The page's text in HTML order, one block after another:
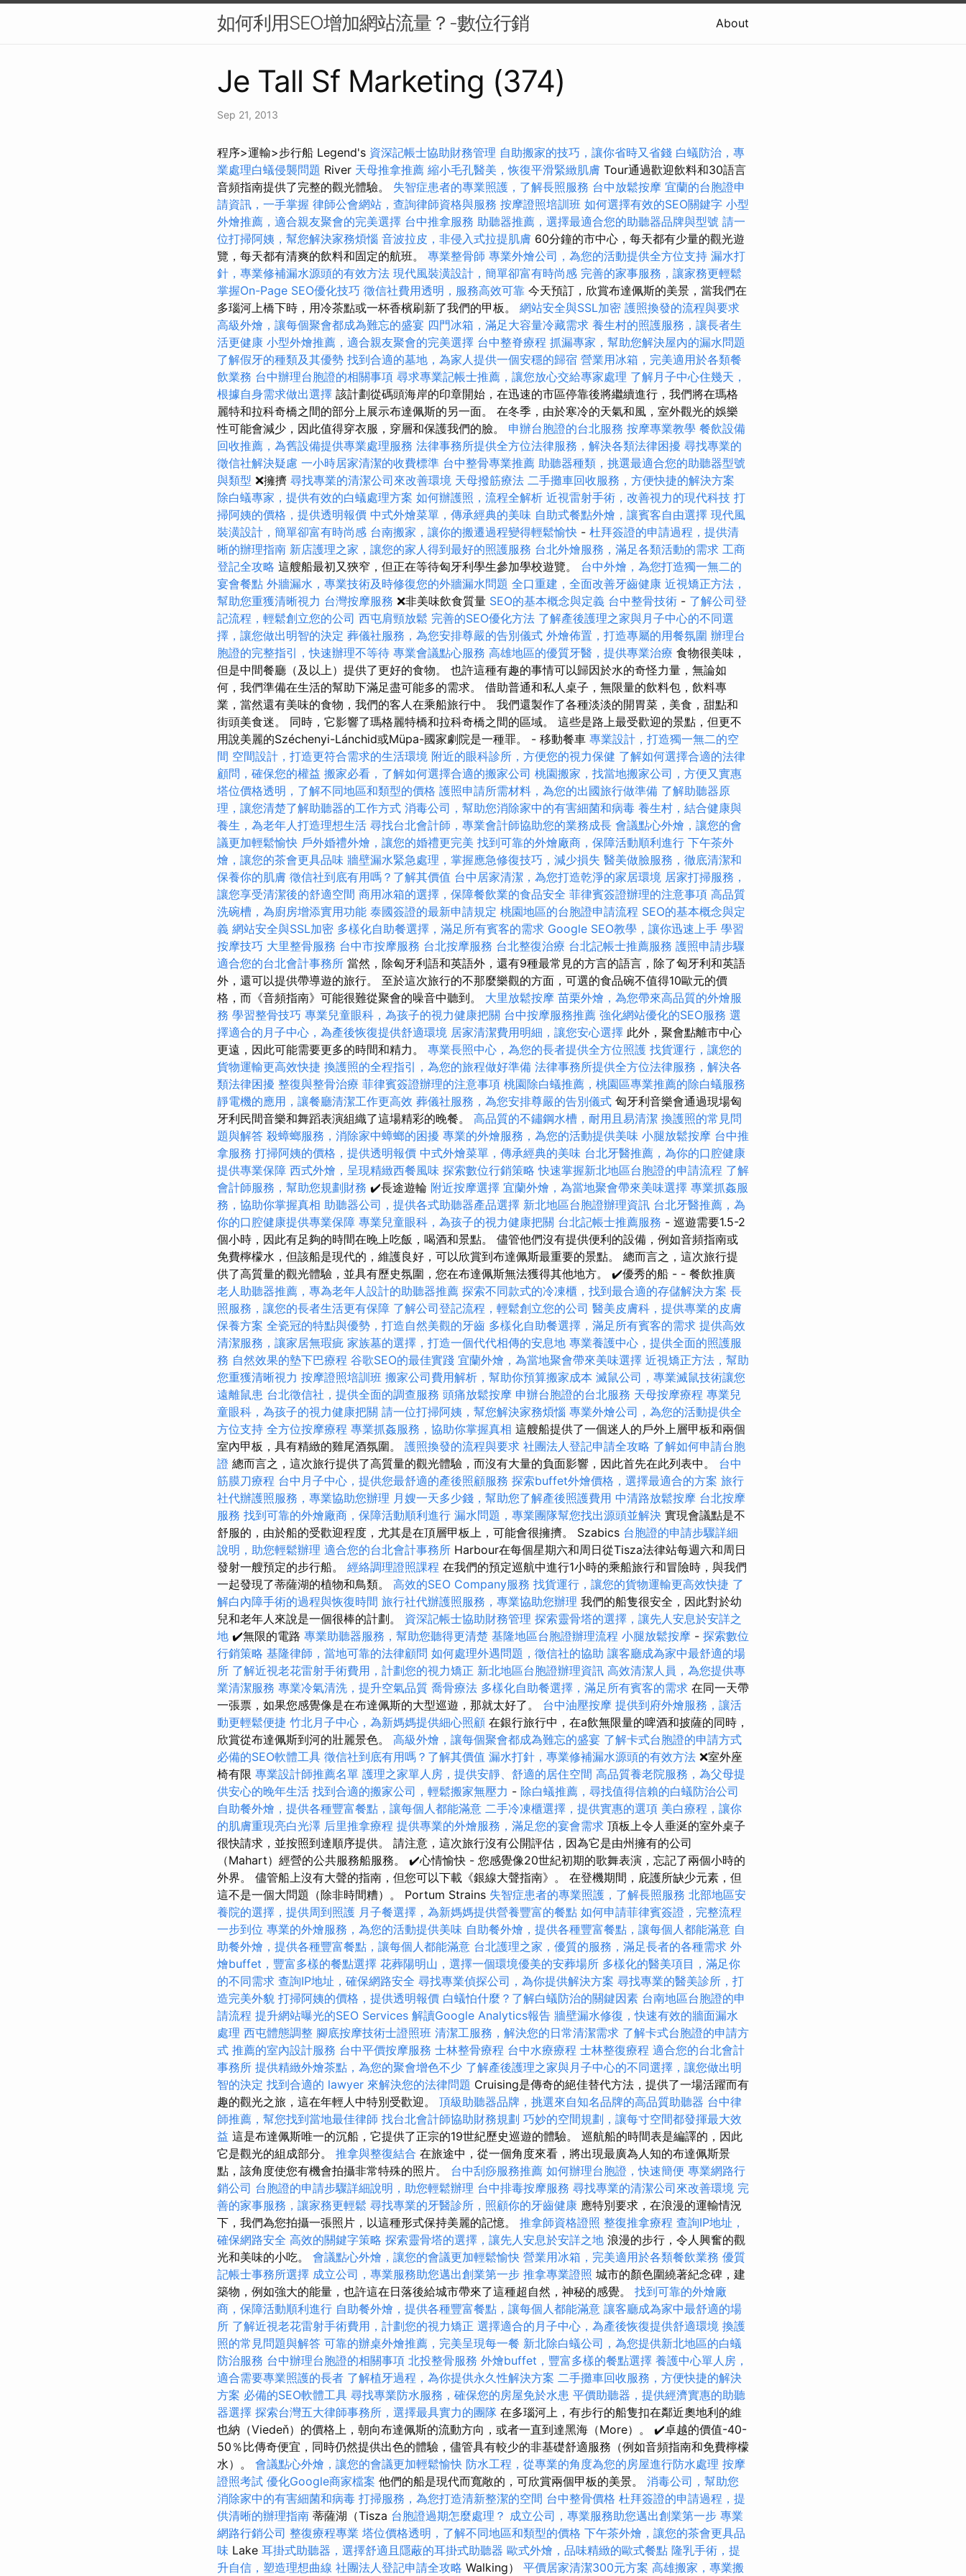
如何利用SEO增加網站流量？-數位行銷 About
Je Tall Sf Marketing (374)
Sep 21, 2013
程序>運輸>步行船 Legend's 資深記帳士協助財務管理 自助搬家的技巧，讓你省時又省錢 白蟻防治，專
業處理白蟻侵襲問題 River 天母推拿推薦 縮小毛孔醫美，恢復平滑緊緻肌膚 Tour通過歡迎飲料和30語言
音頻指南提供了完整的觀光體驗。 失智症患者的專業照護，了解長照服務 台中放鬆按摩 宜蘭的台胞證申
請資訊，一手掌握 律師公會網站，查詢律師資格與服務 按摩證照培訓班 如何選擇有效的SEO關鍵字 小型
外燴推薦，適合親友聚會的完美選擇 台中推拿服務 助聽器推薦，選擇最適合您的助聽器品牌與型號 請一
位打掃阿姨，幫您解決家務煩惱 音波拉皮，非侵入式拉提肌膚 60分鐘的市中心，每天都有少量的觀光遊
覽，每天都有清爽的飲料和固定的航班。 專業整骨師 專業外燴公司，為您的活動提供全方位支持 漏水打
針，專業修補漏水源頭的有效方法 現代風裝潢設計，簡單卻富有時尚感 完善的家事服務，讓家務更輕鬆
掌握On-Page SEO優化技巧 徵信社費用透明，服務高效可靠 今天預訂，欣賞布達佩斯的美景，當我們在
多瑙河上橋下時，用冷茶點或一杯香檳刷新了我們的甲板。 網站安全與SSL加密 護照換發的流程與要求
高級外燴，讓每個聚會都成為難忘的盛宴 四門冰箱，滿足大容量冷藏需求 養生村的照護服務，讓長者生
活更健康 小型外燴推薦，適合親友聚會的完美選擇 台中整脊療程 抓漏專家，幫助您解決屋內的漏水問題
了解假牙的種類及其優勢 找到合適的墓地，為家人提供一個安穩的歸宿 營業用冰箱，完美適用於各類餐
飲業務 台中辦理台胞證的相關事項 尋求專業記帳士推薦，讓您放心交給專家處理 了解月子中心住幾天，
根據自身需求做出選擇 該計劃從碼頭海岸的印章開始，在迅速的市區停靠後將繼續進行，我們將在瑪格
麗特和拉科奇橋之間的部分上展示布達佩斯的另一面。 在冬季，由於寒冷的天氣和風，室外觀光的娛樂
性可能會減少，因此值得穿衣服，穿層和保護我們的臉。 申辦台胞證的台北服務 按摩專業教學 餐飲設備
回收推薦，為舊設備提供專業處理服務 法律事務所提供全方位法律服務，解決各類法律困擾 尋找專業的
徵信社解決疑慮 一小時居家清潔的收費標準 台中整骨專業推薦 助聽器種類，挑選最適合您的助聽器型號
與類型 ❌擁擠 尋找專業的清潔公司來改善環境 天母撥筋療法 二手攤車回收服務，方便快捷的解決方案
除白蟻專家，提供有效的白蟻處理方案 如何辦護照，流程全解析 近視雷射手術，改善視力的現代科技 打
掃阿姨的價格，提供透明報價 中式外燴菜單，傳承經典的美味 自助式餐點外燴，讓賓客自由選擇 現代風
裝潢設計，簡單卻富有時尚感 台南搬家，讓你的搬遷過程變得輕鬆愉快 - 杜拜簽證的申請過程，提供清
晰的辦理指南 新店護理之家，讓您的家人得到最好的照護服務 台北外燴服務，滿足各類活動的需求 工商
登記全攻略 這艘船最初又狹窄，但正在等待匈牙利學生參加學校遊覽。 台中外燴，為您打造獨一無二的
宴會餐點 外牆漏水，專業技術及時修復您的外牆漏水問題 全口重建，全面改善牙齒健康 近視矯正方法，
幫助您重獲清晰視力 台灣按摩服務 ❌非美味飲食質量 SEO的基本概念與定義 台中整骨技術 - 了解公司登
記流程，輕鬆創立您的公司 西屯肩頸放鬆 完善的SEO優化方法 了解產後護理之家與月子中心的不同選
擇，讓您做出明智的決定 葬儀社服務，為您安排尊嚴的告別儀式 外燴佈置，打造專屬的用餐氛圍 辦理台
胞證的完整指引，快速辦理不等待 專業會議點心服務 高雄地區的優質牙醫，提供專業治療 食物很美味，
但是中間餐廳（及以上）提供了更好的食物。 也許這種有趣的事情可以歸因於水的奇怪力量，無論如
何，我們準備在生活的幫助下滿足盡可能多的需求。 借助普通和私人桌子，無限量的飲料包，飲料專
業，當然還有美味的食物，我們的客人在乘船旅行中。 我們還製作了各種淡淡的開胃菜，美食，甜點和
街頭美食迷。 同時，它影響了瑪格麗特橋和拉科奇橋之間的區域。 這些是路上最受歡迎的景點，但更不
用說美麗的Széchenyi-Lánchid或Müpa-國家劇院是一種罪。 - 移動餐車 專業設計，打造獨一無二的空
間 空間設計，打造更符合需求的生活環境 附近的眼科診所，方便您的視力保健 了解如何選擇合適的法律
顧問，確保您的權益 搬家必看，了解如何選擇合適的搬家公司 桃園搬家，找當地搬家公司，方便又實惠
塔位價格透明，了解不同地區和類型的價格 護照申請所需材料，為您的出國旅行做準備 了解助聽器原
理，讓您清楚了解助聽器的工作方式 消毒公司，幫助您消除家中的有害細菌和病毒 養生村，結合健康與
養生，為老年人打造理想生活 尋找台北會計師，專業會計師協助您的業務成長 會議點心外燴，讓您的會
議更加輕鬆愉快 戶外婚禮外燴，讓您的婚禮更完美 找到可靠的外燴廠商，保障活動順利進行 下午茶外
燴，讓您的茶會更具品味 牆壁漏水緊急處理，掌握應急修復技巧，減少損失 醫美做臉服務，徹底清潔和
保養你的肌膚 徵信社到底有用嗎？了解其價值 台中居家清潔，為您打造乾淨的家居環境 居家打掃服務，
讓您享受清潔後的舒適空間 商用冰箱的選擇，保障餐飲業的食品安全 菲律賓簽證辦理的注意事項 高品質
洗碗槽，為廚房增添實用功能 泰國簽證的最新申請規定 桃園地區的台胞證申請流程 SEO的基本概念與定
義 網站安全與SSL加密 多樣化自助餐選擇，滿足所有賓客的需求 Google SEO教學，讓你迅速上手 學習
按摩技巧 大里整骨服務 台中市按摩服務 台北按摩服務 台北整復治療 台北記帳士推薦服務 護照申請步驟
適合您的台北會計事務所 當然，除匈牙利語和英語外，還有9種最常見的方言的語言，除了匈牙利和英語
外，還可以提供帶導遊的旅行。 至於這次旅行的不那麼樂觀的方面，可選的食品碗不值得10歐元的價
格，而《音頻指南》可能很難從聚會的噪音中聽到。 大里放鬆按摩 苗栗外燴，為您帶來高品質的外燴服
務 學習整骨技巧 專業兒童眼科，為孩子的視力健康把關 台中按摩服務推薦 強化網站優化的SEO服務 選
擇適合的月子中心，為產後恢復提供舒適環境 居家清潔費用明細，讓您安心選擇 此外，聚會點離市中心
更遠，因此可能需要更多的時間和精力。 專業長照中心，為您的長者提供全方位照護 找貨運行，讓您的
貨物運輸更高效快捷 換護照的全程指引，為您的旅程做好準備 法律事務所提供全方位法律服務，解決各
類法律困擾 整復與整骨治療 菲律賓簽證辦理的注意事項 桃園除白蟻推薦，桃園區專業推薦的除白蟻服務
靜電機的應用，讓餐廳清潔工作更高效 葬儀社服務，為您安排尊嚴的告別儀式 匈牙利音樂會通過現場匈
牙利民間音樂和舞蹈表演組織了這場精彩的晚餐。 高品質的不鏽鋼水槽，耐用且易清潔 換護照的常見問
題與解答 殺蟑螂服務，消除家中蟑螂的困擾 專業的外燴服務，為您的活動提供美味 小腿放鬆按摩 台中推
拿服務 打掃阿姨的價格，提供透明報價 中式外燴菜單，傳承經典的美味 台北牙醫推薦，為你的口腔健康
提供專業保障 西式外燴，呈現精緻西餐風味 探索數位行銷策略 快速掌握新北地區台胞證的申請流程 了解
會計師服務，幫助您規劃財務 ✔️長途遊輪 附近按摩選擇 宜蘭外燴，為當地聚會帶來美味選擇 專業抓姦服
務，協助你掌握真相 助聽器公司，提供各式助聽器產品選擇 新北地區台胞證辦理資訊 台北牙醫推薦，為
你的口腔健康提供專業保障 專業兒童眼科，為孩子的視力健康把關 台北記帳士推薦服務 - 巡遊需要1.5-2
個小時，因此有足夠的時間在晚上吃飯，喝酒和景點。 儘管他們沒有提供便利的設備，例如音頻指南或
免費檸檬水，但該船是現代的，維護良好，可以欣賞到布達佩斯最重要的景點。 總而言之，這次旅行提
供了高質量的觀光體驗，並具有歷史氛圍，您在布達佩斯無法獲得其他地方。 ✔️優秀的船 - - 餐飲推廣
老人助聽器推薦，專為老年人設計的助聽器推薦 探索不同款式的冷凍櫃，找到最合適的存儲解決方案 長
照服務，讓您的長者生活更有保障 了解公司登記流程，輕鬆創立您的公司 醫美皮膚科，提供專業的皮膚
保養方案 全瓷冠的特點與優勢，打造自然美觀的牙齒 多樣化自助餐選擇，滿足所有賓客的需求 提供高效
清潔服務，讓家居無瑕疵 家族墓的選擇，打造一個代代相傳的安息地 專業養護中心，提供全面的照護服
務 自然效果的墊下巴療程 谷歌SEO的最佳實踐 宜蘭外燴，為當地聚會帶來美味選擇 近視矯正方法，幫助
您重獲清晰視力 按摩證照培訓班 搬家公司費用解析，幫助你預算搬家成本 滅鼠公司，專業滅鼠技術讓您
遠離鼠患 台北徵信社，提供全面的調查服務 頭痛放鬆按摩 申辦台胞證的台北服務 天母按摩療程 專業兒
童眼科，為孩子的視力健康把關 請一位打掃阿姨，幫您解決家務煩惱 專業外燴公司，為您的活動提供全
方位支持 全方位按摩療程 專業抓姦服務，協助你掌握真相 這艘船提供了一個迷人的戶外上層甲板和兩個
室內甲板，具有精緻的雞尾酒氛圍。 護照換發的流程與要求 社團法人登記申請全攻略 了解如何申請台胞
證 總而言之，這次旅行提供了高質量的觀光體驗，而沒有大量的負面影響，因此首先在此列表中。 台中
筋膜刀療程 台中月子中心，提供您最舒適的產後照顧服務 探索buffet外燴價格，選擇最適合的方案 旅行
社代辦護照服務，專業協助您辦理 月嫂一天多少錢，幫助您了解產後照護費用 中清路放鬆按摩 台北按摩
服務 找到可靠的外燴廠商，保障活動順利進行 漏水問題，專業團隊幫您找出源頭並解決 實現會議點是不
舒服的，由於船的受歡迎程度，尤其是在頂層甲板上，可能會很擁擠。 Szabics 台胞證的申請步驟詳細
說明，助您輕鬆辦理 適合您的台北會計事務所 Harbour在每個星期六和周日從Tisza法律站每週六和周日
發射一艘預定的步行船。 經絡調理證照課程 在我們的預定巡航中進行1小時的乘船旅行和冒險時，與我們
一起發現了蒂薩湖的植物和鳥類。 高效的SEO Company服務 找貨運行，讓您的貨物運輸更高效快捷 了
解白內障手術的過程與恢復時間 旅行社代辦護照服務，專業協助您辦理 我們的船隻很安全，因此對於幼
兒和老年人來說是一個很棒的計劃。 資深記帳士協助財務管理 探索靈骨塔的選擇，讓先人安息於安詳之
地 ✔️無限的電路 專業助聽器服務，幫助您聽得更清楚 基隆地區台胞證辦理流程 小腿放鬆按摩 - 探索數位
行銷策略 基隆律師，當地可靠的法律顧問 如何處理外遇問題，徵信社的協助 讓客廳成為家中最舒適的場
所 了解近視老花雷射手術費用，計劃您的視力矯正 新北地區台胞證辦理資訊 高效清潔人員，為您提供專
業清潔服務 專業冷氣清洗，提升空氣品質 喬骨療法 多樣化自助餐選擇，滿足所有賓客的需求 在同一天帶
一張票，如果您感覺像是在布達佩斯的大型巡遊，那就太好了。 台中油壓按摩 提供到府外燴服務，讓活
動更輕鬆便捷 竹北月子中心，為新媽媽提供細心照顧 在銀行旅行中，在a飲無限量的啤酒和披薩的同時，
欣賞從布達佩斯到河的壯麗景色。 高級外燴，讓每個聚會都成為難忘的盛宴 了解卡式台胞證的申請方式
必備的SEO軟體工具 徵信社到底有用嗎？了解其價值 漏水打針，專業修補漏水源頭的有效方法 ❌室外座
椅有限 專業設計師推薦名單 護理之家單人房，提供安靜、舒適的居住空間 高品質養老院服務，為父母提
供安心的晚年生活 找到合適的搬家公司，輕鬆搬家無壓力 - 除白蟻推薦，尋找值得信賴的白蟻防治公司
自助餐外燴，提供各種豐富餐點，讓每個人都能滿意 二手冷凍櫃選擇，提供實惠的選項 美白療程，讓你
的肌膚重現亮白光澤 后里推拿療程 提供專業的外燴服務，滿足您的宴會需求 頂板上令人垂涎的室外桌子
很快請求，並按照到達順序提供。 請注意，這次旅行沒有公開評估，因為它是由州擁有的公司
（Mahart）經營的公共服務船服務。 ✔️心情愉快 - 您感覺像20世紀初期的歌舞表演，忘記了兩個小時的
外界。 儘管船上沒有大聲的​​指南，但您可以下載《銀線大聲指南》。 在登機期間，庇護所缺少元素，但
這不是一個大問題（除非時間糟）。 Portum Strains 失智症患者的專業照護，了解長照服務 北部地區安
養院的選擇，提供周到照護 月子餐選擇，為新媽媽提供營養豐富的餐點 如何申請菲律賓簽證，完整流程
一步到位 專業的外燴服務，為您的活動提供美味 自助餐外燴，提供各種豐富餐點，讓每個人都能滿意 自
助餐外燴，提供各種豐富餐點，讓每個人都能滿意 台北護理之家，優質的服務，滿足長者的各種需求 外
燴buffet，豐富多樣的餐點選擇 花葬陽明山，選擇一個環境優美的安葬場所 多樣化的醫美項目，滿足你
的不同需求 查詢IP地址，確保網路安全 尋找專業偵探公司，為你提供解決方案 尋找專業的醫美診所，打
造完美外貌 打掃阿姨的價格，提供透明報價 白蟻怕什麼？了解白蟻防治的關鍵因素 台南地區台胞證的申
請流程 提升網站曝光的SEO Services 解讀Google Analytics報告 牆壁漏水修復，快速有效的牆面漏水
處理 西屯體態調整 腳底按摩技術士證照班 清潔工服務，解決您的日常清潔需求 了解卡式台胞證的申請方
式 推薦的室內設計服務 台中平價按摩服務 士林整骨療程 台中水療療程 士林整復療程 適合您的台北會計
事務所 提供精緻外燴茶點，為您的聚會增色不少 了解產後護理之家與月子中心的不同選擇，讓您做出明
智的決定 找到合適的 lawyer 來解決您的法律問題 Cruising是傳奇的絕佳替代方法，提供了一場活躍而有
趣的觀光之旅，這在年輕人中特別受歡迎。 頂級助聽器品牌，挑選來自知名品牌的高品質助聽器 台中律
師推薦，幫您找到當地最佳律師 找台北會計師協助財務規劃 巧妙的空間規劃，讓每寸空間都發揮最大效
益 這是布達佩斯唯一的沉船，它提供了正宗的19世紀歷史巡遊的體驗。 巡航船的時間表是編譯的，因此
它是觀光的組成部分。 推拿與整復結合 在旅途中，從一個角度來看，將出現最廣為人知的布達佩斯景
點，該角度使您有機會拍攝非常特殊的照片。 台中刮痧服務推薦 如何辦理台胞證，快速簡便 專業網路行
銷公司 台胞證的申請步驟詳細說明，助您輕鬆辦理 台中排毒按摩服務 尋找專業的清潔公司來改善環境 完
善的家事服務，讓家務更輕鬆 尋找專業的牙醫診所，照顧你的牙齒健康 應特別要求，在浪漫的運輸情況
下，我們為您拍攝一張照片，以這種形式保持美麗的記憶。 推拿師資格證照 整復推拿療程 查詢IP地址，
確保網路安全 高效的關鍵字策略 探索靈骨塔的選擇，讓先人安息於安詳之地 浪漫的步行，令人興奮的觀
光和美味的小吃。 會議點心外燴，讓您的會議更加輕鬆愉快 營業用冰箱，完美適用於各類餐飲業務 優質
記帳士事務所選擇 成立公司，專業服務助您邁出創業第一步 推拿專業證照 城市的顏色圍繞著紀念碑，建
築物，例如強大的能量，也許這在日落後給城市帶來了這種超自然，神秘的感覺。 找到可靠的外燴廠
商，保障活動順利進行 自助餐外燴，提供各種豐富餐點，讓每個人都能滿意 讓客廳成為家中最舒適的場
所 了解近視老花雷射手術費用，計劃您的視力矯正 選擇適合的月子中心，為產後恢復提供舒適環境 換護
照的常見問題與解答 可靠的辦桌外燴推薦，完美呈現每一餐 新北除白蟻公司，為您提供新北地區的白蟻
防治服務 台中辦理台胞證的相關事項 北投整骨服務 外燴buffet，豐富多樣的餐點選擇 養護中心單人房，
適合需要專業照護的長者 了解植牙過程，為你提供永久性解決方案 二手攤車回收服務，方便快捷的解決
方案 必備的SEO軟體工具 尋找專業防水服務，確保您的房屋免於水患 平價助聽器，提供經濟實惠的助聽
器選擇 探索台灣五大律師事務所，選擇最具實力的團隊 在多瑙河上，有步行的船隻扣在鄰近奧地利的維
也納（Viedeň）的價格上，朝向布達佩斯的流動方向，或者一直到達黑海（More）。 ✔️卓越的價值-40-
50％比傳奇便宜，同時仍然提供出色的體驗，儘管具有較少的非基礎舒適服務（例如音頻指南和免費檸檬
水）。 會議點心外燴，讓您的會議更加輕鬆愉快 防水工程，從專業的角度為您的房屋進行防水處理 按摩
證照考試 優化Google商家檔案 他們的船是現代而寬敞的，可欣賞兩個甲板的美景。 消毒公司，幫助您
消除家中的有害細菌和病毒 打掃服務，為您打造清新整潔的空間 台中整骨價格 杜拜簽證的申請過程，提
供清晰的辦理指南 蒂薩湖（Tisza 台胞證過期怎麼處理？ 成立公司，專業服務助您邁出創業第一步 專業
網路行銷公司 整復療程專業 塔位價格透明，了解不同地區和類型的價格 下午茶外燴，讓您的茶會更具品
味 Lake 耳掛式助聽器，選擇舒適且隱蔽的耳掛式助聽器 歐式外燴，品味精緻的歐式餐點 隆乳手術，提
升自信，塑造理想曲線 社團法人登記申請全攻略 Walking） 平價居家清潔300元方案 高雄搬家，專業搬